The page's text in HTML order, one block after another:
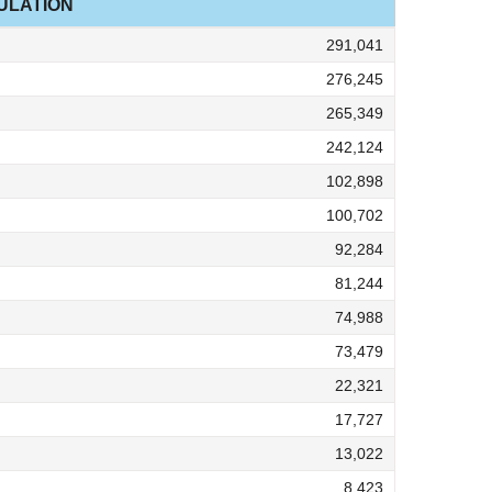
291,041
276,245
265,349
242,124
102,898
100,702
92,284
81,244
74,988
73,479
22,321
17,727
13,022
8,423